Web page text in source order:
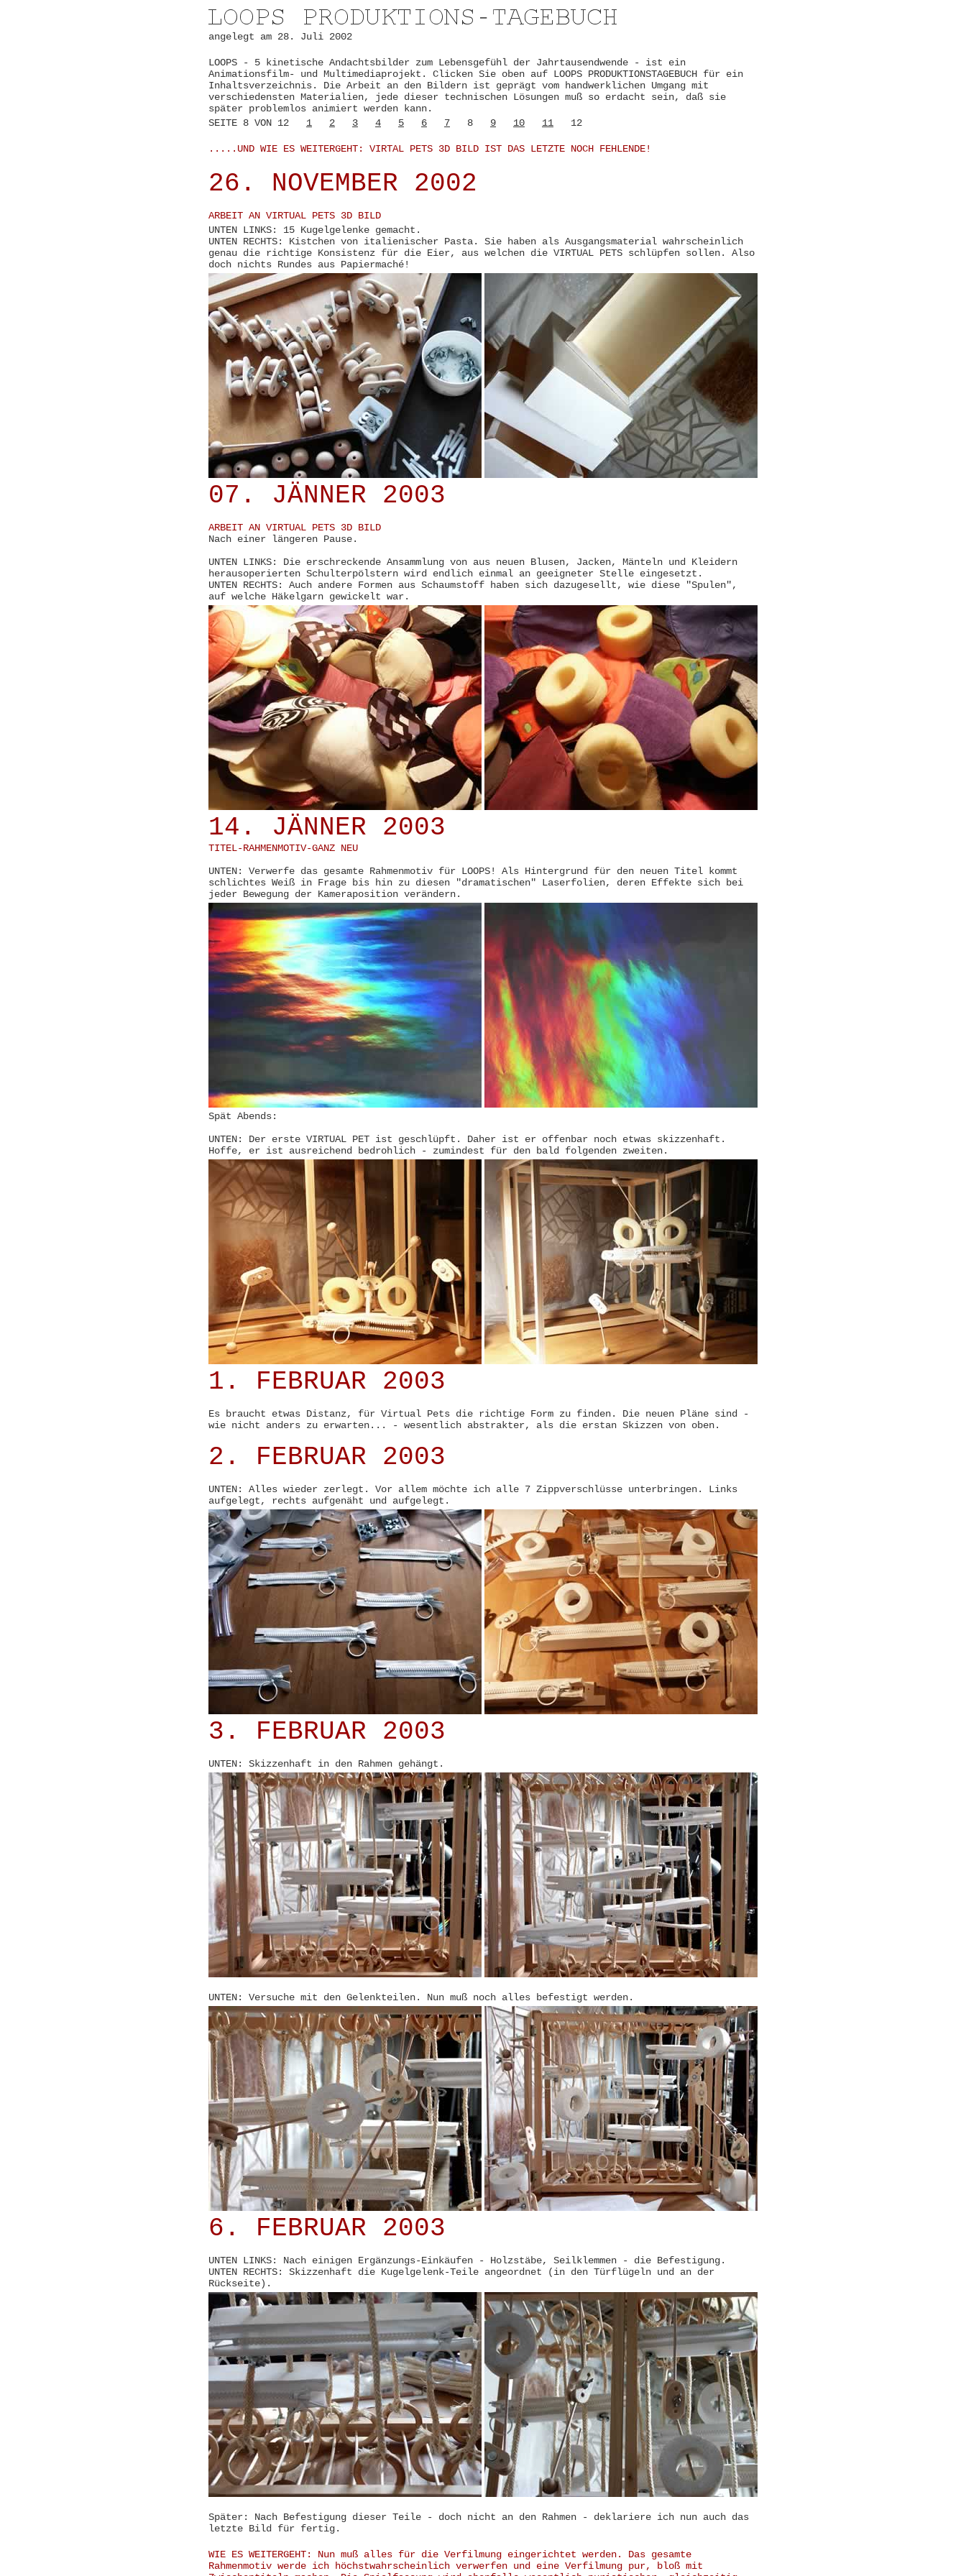
angelegt am 28. Juli 2002
LOOPS - 5 kinetische Andachtsbilder zum Lebensgefühl der Jahrtausendwende - ist ein
Animationsfilm- und Multimediaprojekt. Clicken Sie oben auf LOOPS PRODUKTIONSTAGEBUCH für ein
Inhaltsverzeichnis. Die Arbeit an den Bildern ist geprägt vom handwerklichen Umgang mit
verschiedensten Materialien, jede dieser technischen Lösungen muß so erdacht sein, daß sie
später problemlos animiert werden kann.
SEITE 8 VON 12 1 2 3 4 5 6 7 8 9 10 11 12
.....UND WIE ES WEITERGEHT: VIRTAL PETS 3D BILD IST DAS LETZTE NOCH FEHLENDE!
26. NOVEMBER 2002
ARBEIT AN VIRTUAL PETS 3D BILD
UNTEN LINKS: 15 Kugelgelenke gemacht.
UNTEN RECHTS: Kistchen von italienischer Pasta. Sie haben als Ausgangsmaterial wahrscheinlich
genau die richtige Konsistenz für die Eier, aus welchen die VIRTUAL PETS schlüpfen sollen. Also
doch nichts Rundes aus Papiermaché!
07. JÄNNER 2003
ARBEIT AN VIRTUAL PETS 3D BILD
Nach einer längeren Pause.
UNTEN LINKS: Die erschreckende Ansammlung von aus neuen Blusen, Jacken, Mänteln und Kleidern
herausoperierten Schulterpölstern wird endlich einmal an geeigneter Stelle eingesetzt.
UNTEN RECHTS: Auch andere Formen aus Schaumstoff haben sich dazugesellt, wie diese "Spulen",
auf welche Häkelgarn gewickelt war.
14. JÄNNER 2003
TITEL-RAHMENMOTIV-GANZ NEU
UNTEN: Verwerfe das gesamte Rahmenmotiv für LOOPS! Als Hintergrund für den neuen Titel kommt
schlichtes Weiß in Frage bis hin zu diesen "dramatischen" Laserfolien, deren Effekte sich bei
jeder Bewegung der Kameraposition verändern.
Spät Abends:
UNTEN: Der erste VIRTUAL PET ist geschlüpft. Daher ist er offenbar noch etwas skizzenhaft.
Hoffe, er ist ausreichend bedrohlich - zumindest für den bald folgenden zweiten.
1. FEBRUAR 2003
Es braucht etwas Distanz, für Virtual Pets die richtige Form zu finden. Die neuen Pläne sind -
wie nicht anders zu erwarten... - wesentlich abstrakter, als die erstan Skizzen von oben.
2. FEBRUAR 2003
UNTEN: Alles wieder zerlegt. Vor allem möchte ich alle 7 Zippverschlüsse unterbringen. Links
aufgelegt, rechts aufgenäht und aufgelegt.
3. FEBRUAR 2003
UNTEN: Skizzenhaft in den Rahmen gehängt.
UNTEN: Versuche mit den Gelenkteilen. Nun muß noch alles befestigt werden.
6. FEBRUAR 2003
UNTEN LINKS: Nach einigen Ergänzungs-Einkäufen - Holzstäbe, Seilklemmen - die Befestigung.
UNTEN RECHTS: Skizzenhaft die Kugelgelenk-Teile angeordnet (in den Türflügeln und an der
Rückseite).
Später: Nach Befestigung dieser Teile - doch nicht an den Rahmen - deklariere ich nun auch das
letzte Bild für fertig.
WIE ES WEITERGEHT: Nun muß alles für die Verfilmung eingerichtet werden. Das gesamte
Rahmenmotiv werde ich höchstwahrscheinlich verwerfen und eine Verfilmung pur, bloß mit